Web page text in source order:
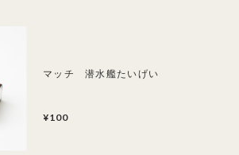
マッチ 潜水艦たいげい
¥100